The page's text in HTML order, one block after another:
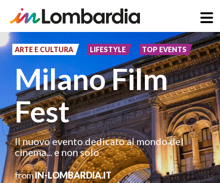
Direkt
zumARTE E CULTURA LIFESTYLE TOP EVENTS
Milano Film
Fest
Il nuovo evento dedicato al mondo del
cinema... e non solo
fromIN-LOMBARDIA.IT